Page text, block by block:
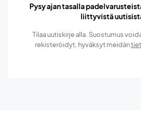
Pysy ajan tasalla
liittyvistä
Tilaa uutiskirje alla. Suostumus
rekisteröidyt, hyväksyt meidän